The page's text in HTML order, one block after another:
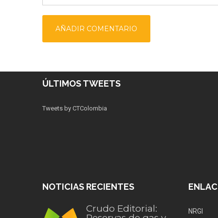
ÚLTIMOS TWEETS
Tweets by CTColombia
NOTICIAS RECIENTES
Crudo Editorial:
NRGI